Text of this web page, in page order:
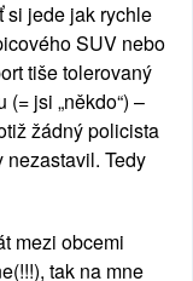
si jede jak rychle
SUV nebo
tiše tolerovaný
jsi „někdo“) –
žádný policista
nezastavil. Tedy
mezi obcemi
tak na mne